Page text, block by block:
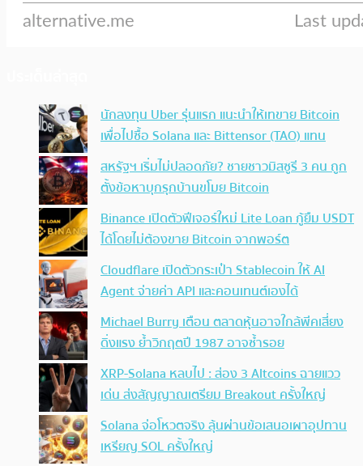
นักลงทุน Uber รุ่นแรก แนะนำให้เทขาย Bitcoin
เพื่อไปซื้อ Solana และ Bittensor (TAO) แทน
สหรัฐฯ เริ่มไม่ปลอดภัย? ชายชาวมิสซูรี 3 คน ถูก
ตั้งข้อหาบุกรุกบ้านขโมย Bitcoin
Binance เปิดตัวฟีเจอร์ใหม่ Lite Loan กู้ยืม USDT
ได้โดยไม่ต้องขาย Bitcoin จากพอร์ต
Cloudflare เปิดตัวกระเป๋า Stablecoin ให้ AI
Agent จ่ายค่า API และคอนเทนต์เองได้
Michael Burry เตือน ตลาดหุ้นอาจใกล้พีคเสี่ยง
ดิ่งแรง ย้ำวิกฤตปี 1987 อาจซ้ำรอย
XRP-Solana หลบไป : ส่อง 3 Altcoins ฉายแวว
เด่น ส่งสัญญาณเตรียม Breakout ครั้งใหญ่
Solana จ่อโหวตจริง ลุ้นผ่านข้อเสนอเผาอุปทาน
เหรียญ SOL ครั้งใหญ่